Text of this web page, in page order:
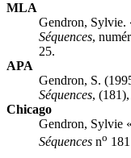
MLA
Gendron, Sylvie.
Séquences,
25.
APA
Gendron, S.
Séquences,
Chicago
Gendron, Sylvie
Séquences no